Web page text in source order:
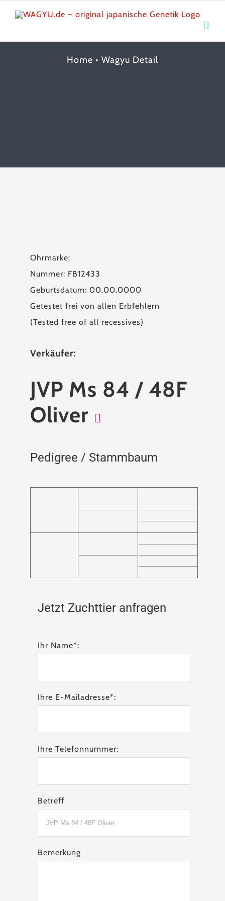
content
Home • Wagyu Detail
Ohrmarke:
Nummer: FB12433
Geburtsdatum: 00.00.0000
Getestet frei von allen Erbfehlern
(Tested free of all recessives)
Verkäufer:
JVP Ms 84 / 48F
Oliver
Pedigree / Stammbaum
Jetzt Zuchttier anfragen
Ihr Name*:
Ihre E-Mailadresse*:
Ihre Telefonnummer:
Betreff
Bemerkung